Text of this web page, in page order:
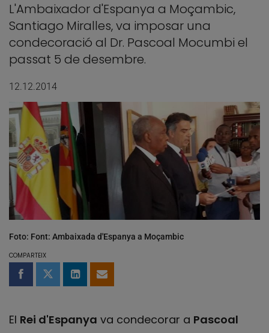
L'Ambaixador d'Espanya a Moçambic,
Santiago Miralles, va imposar una
condecoració al Dr. Pascoal Mocumbi el
passat 5 de desembre.
12.12.2014
Foto: Font: Ambaixada d'Espanya a Moçambic
COMPARTEIX
Compartir a Facebook
Compartir a Twitter
Comparteix a LinkedIn
Comparteix per email
El Rei d'Espanya va condecorar a Pascoal